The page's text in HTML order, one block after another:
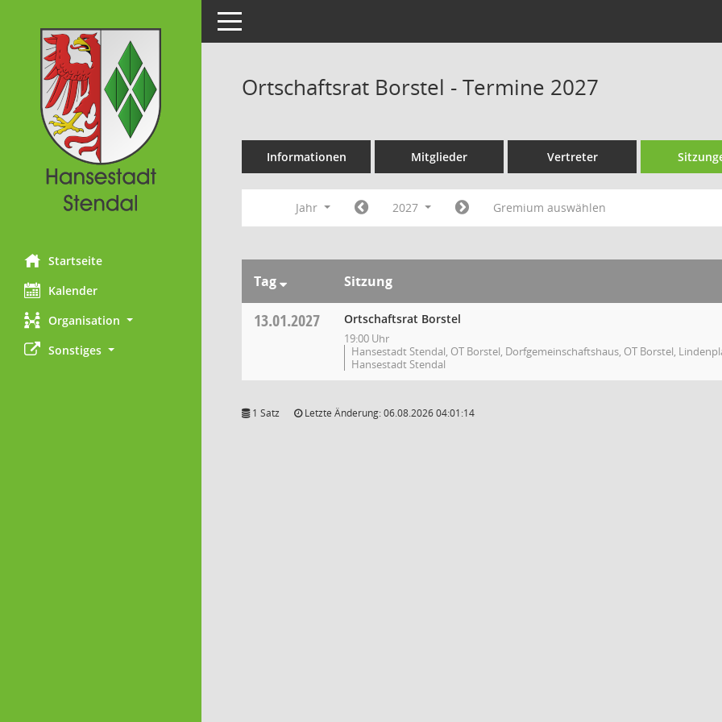
Startseite
Kalender
Organisation
Sonstiges
Toggle navigation
Ortschaftsrat Borstel - Termine 2027
Informationen Mitglieder Vertreter
Jahr 2027 Gremium auswählen
Tag Sitzung
13.01.2027 Ortschaftsrat Borstel
19:00 Uhr
Hansestadt Stendal, OT Borstel, Dorfgemeinschaftshaus, OT Borstel,
Hansestadt Stendal
1 Satz Letzte Änderung: 06.08.2026 04:01:14